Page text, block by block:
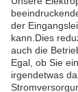
der
kann.Dies
auch die
Egal, ob Sie
irgendetwas